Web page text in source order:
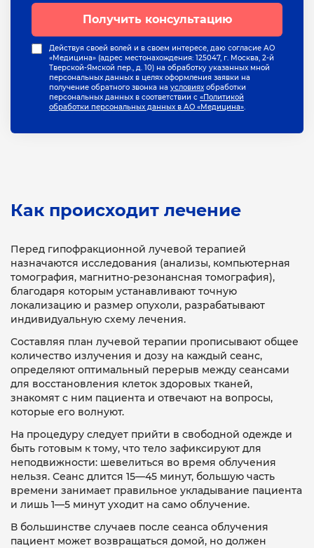
Получить консультацию
Действуя своей волей и в своем интересе, даю согласие АО
«Медицина» (адрес местонахождения: 125047, г. Москва, 2-й
Тверской-Ямской пер., д. 10) на обработку указанных мной
персональных данных в целях оформления заявки на
получение обратного звонка на условиях обработки
персональных данных в соответствии с «Политикой
обработки персональных данных в АО «Медицина».
Как происходит лечение
Перед гипофракционной лучевой терапией
назначаются исследования (анализы, компьютерная
томография, магнитно-резонансная томография),
благодаря которым устанавливают точную
локализацию и размер опухоли, разрабатывают
индивидуальную схему лечения.
Составляя план лучевой терапии прописывают общее
количество излучения и дозу на каждый сеанс,
определяют оптимальный перерыв между сеансами
для восстановления клеток здоровых тканей,
знакомят с ним пациента и отвечают на вопросы,
которые его волнуют.
На процедуру следует прийти в свободной одежде и
быть готовым к тому, что тело зафиксируют для
неподвижности: шевелиться во время облучения
нельзя. Сеанс длится 15—45 минут, большую часть
времени занимает правильное укладывание пациента
и лишь 1—5 минут уходит на само облучение.
В большинстве случаев после сеанса облучения
пациент может возвращаться домой, но должен